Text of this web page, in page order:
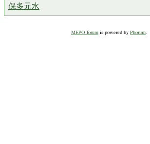
保多元水
MEPO forum is powered by Phorum.